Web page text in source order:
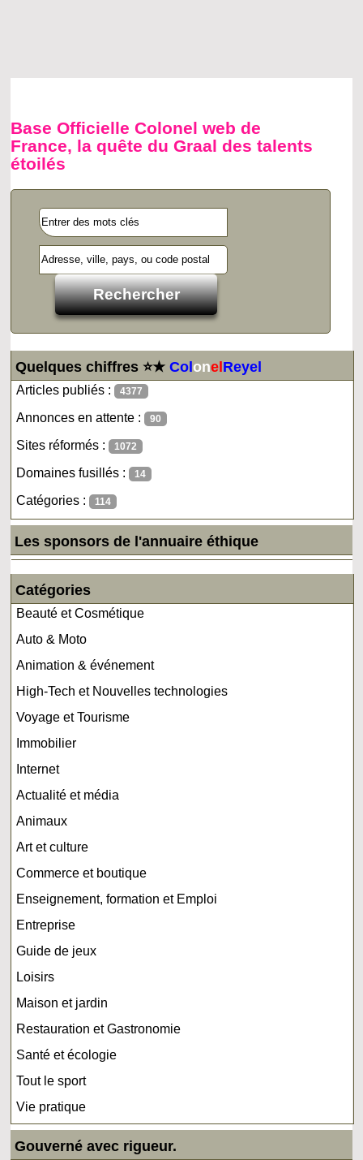
Base Officielle Colonel web de
France, la quête du Graal des talents
étoilés
Quelques chiffres ⭐★ColonelReyel
Articles publiés : 4377
Annonces en attente : 90
Sites réformés : 1072
Domaines fusillés : 14
Catégories : 114
Les sponsors de l'annuaire éthique
Catégories
Beauté et Cosmétique
Auto & Moto
Animation & événement
High-Tech et Nouvelles technologies
Voyage et Tourisme
Immobilier
Internet
Actualité et média
Animaux
Art et culture
Commerce et boutique
Enseignement, formation et Emploi
Entreprise
Guide de jeux
Loisirs
Maison et jardin
Restauration et Gastronomie
Santé et écologie
Tout le sport
Vie pratique
Gouverné avec rigueur.